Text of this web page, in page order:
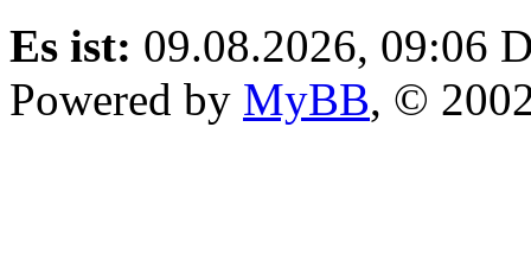
Es ist: 09.08.2026, 09:06
Powered by MyBB, ©